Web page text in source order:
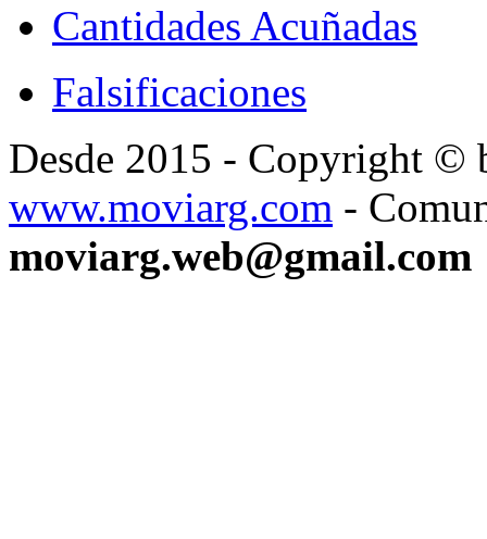
Cantidades Acuñadas
Falsificaciones
Desde 2015 - Copyright ©
www.moviarg.com -
moviarg.web@gmail.com